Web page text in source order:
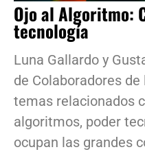
Ojo al Algoritmo:
tecnología
Luna Gallardo y
de Colaboradores de
temas relacionados
algoritmos, poder
ocupan las grandes